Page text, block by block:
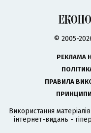
© 2005-
РЕКЛАМА
ПРАВИЛА
Використання
інтернет-видань -